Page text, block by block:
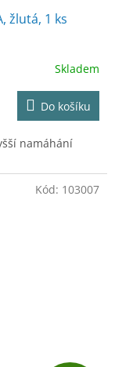
žlutá, 1 ks
Skladem
Do košíku
namáhání
Kód: 103007